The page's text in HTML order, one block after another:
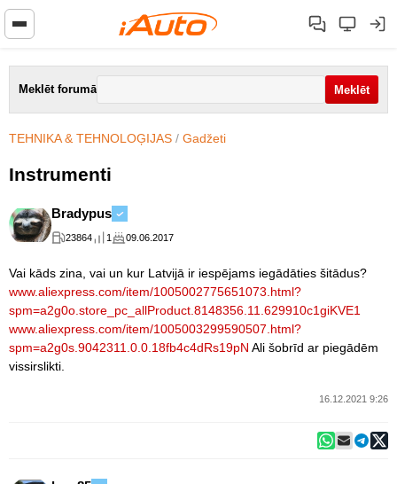
Meklēt forumā
TEHNIKA & TEHNOLOĢIJAS / Gadžeti
Instrumenti
Bradypus
23864 1 09.06.2017
Vai kāds zina, vai un kur Latvijā ir iespējams iegādāties šitādus?
www.aliexpress.com/item/1005002775651073.html?
spm=a2g0o.store_pc_allProduct.8148356.11.629910c1giKVE1
www.aliexpress.com/item/1005003299590507.html?
spm=a2g0s.9042311.0.0.18fb4c4dRs19pN Ali šobrīd ar piegādēm
vissirslikti.
16.12.2021 9:26